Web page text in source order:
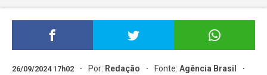
26/09/2024 17h02 Por: Redação Fonte:Agência Brasil